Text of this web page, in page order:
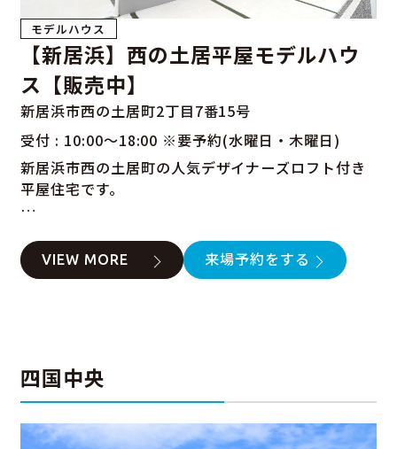
モデルハウス
【新居浜】西の土居平屋モデルハウ
ス【販売中】
新居浜市西の土居町2丁目7番15号
受付 : 10:00～18:00 ※要予約(水曜日・木曜日)
新居浜市西の土居町の人気デザイナーズロフト付き
平屋住宅です。
設計を担当した珠玉のモデルハウス。
屋根裏部屋を実現した
特別仕様のモデルハウスになります。
断熱性能はもちろん
HEAT20 G2仕様の高断熱住宅で
VIEW MORE 来場予約をする
四国中央